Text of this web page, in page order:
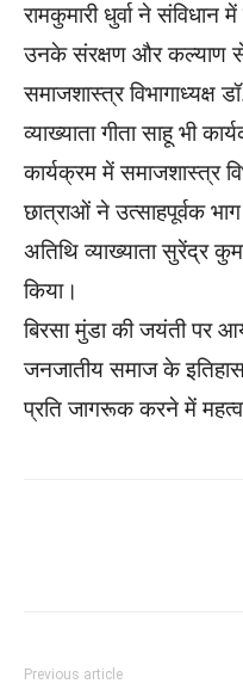
रामकुमारी धुर्वा ने
उनके संरक्षण और कल्याण से
समाजशास्त्र विभागाध्यक्ष
व्याख्याता गीता साहू भी
कार्यक्रम में समाजशास्त्र
छात्राओं ने उत्साहपूर्वक
अतिथि व्याख्याता सुरेंद्र
किया।
बिरसा मुंडा की जयंती पर
जनजातीय समाज के
प्रति जागरूक करने में
Previous article